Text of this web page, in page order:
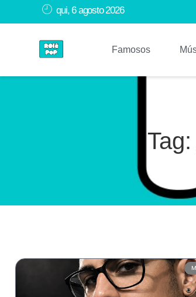
qui, 6 agosto 2026
Famosos